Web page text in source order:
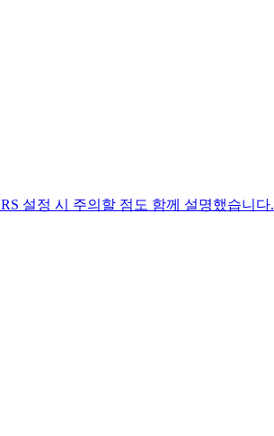
설정 시 주의할 점도 함께 설명했습니다.